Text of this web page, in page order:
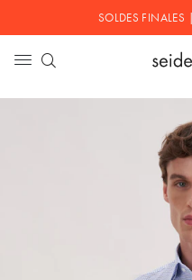
SOLDES FINALES |